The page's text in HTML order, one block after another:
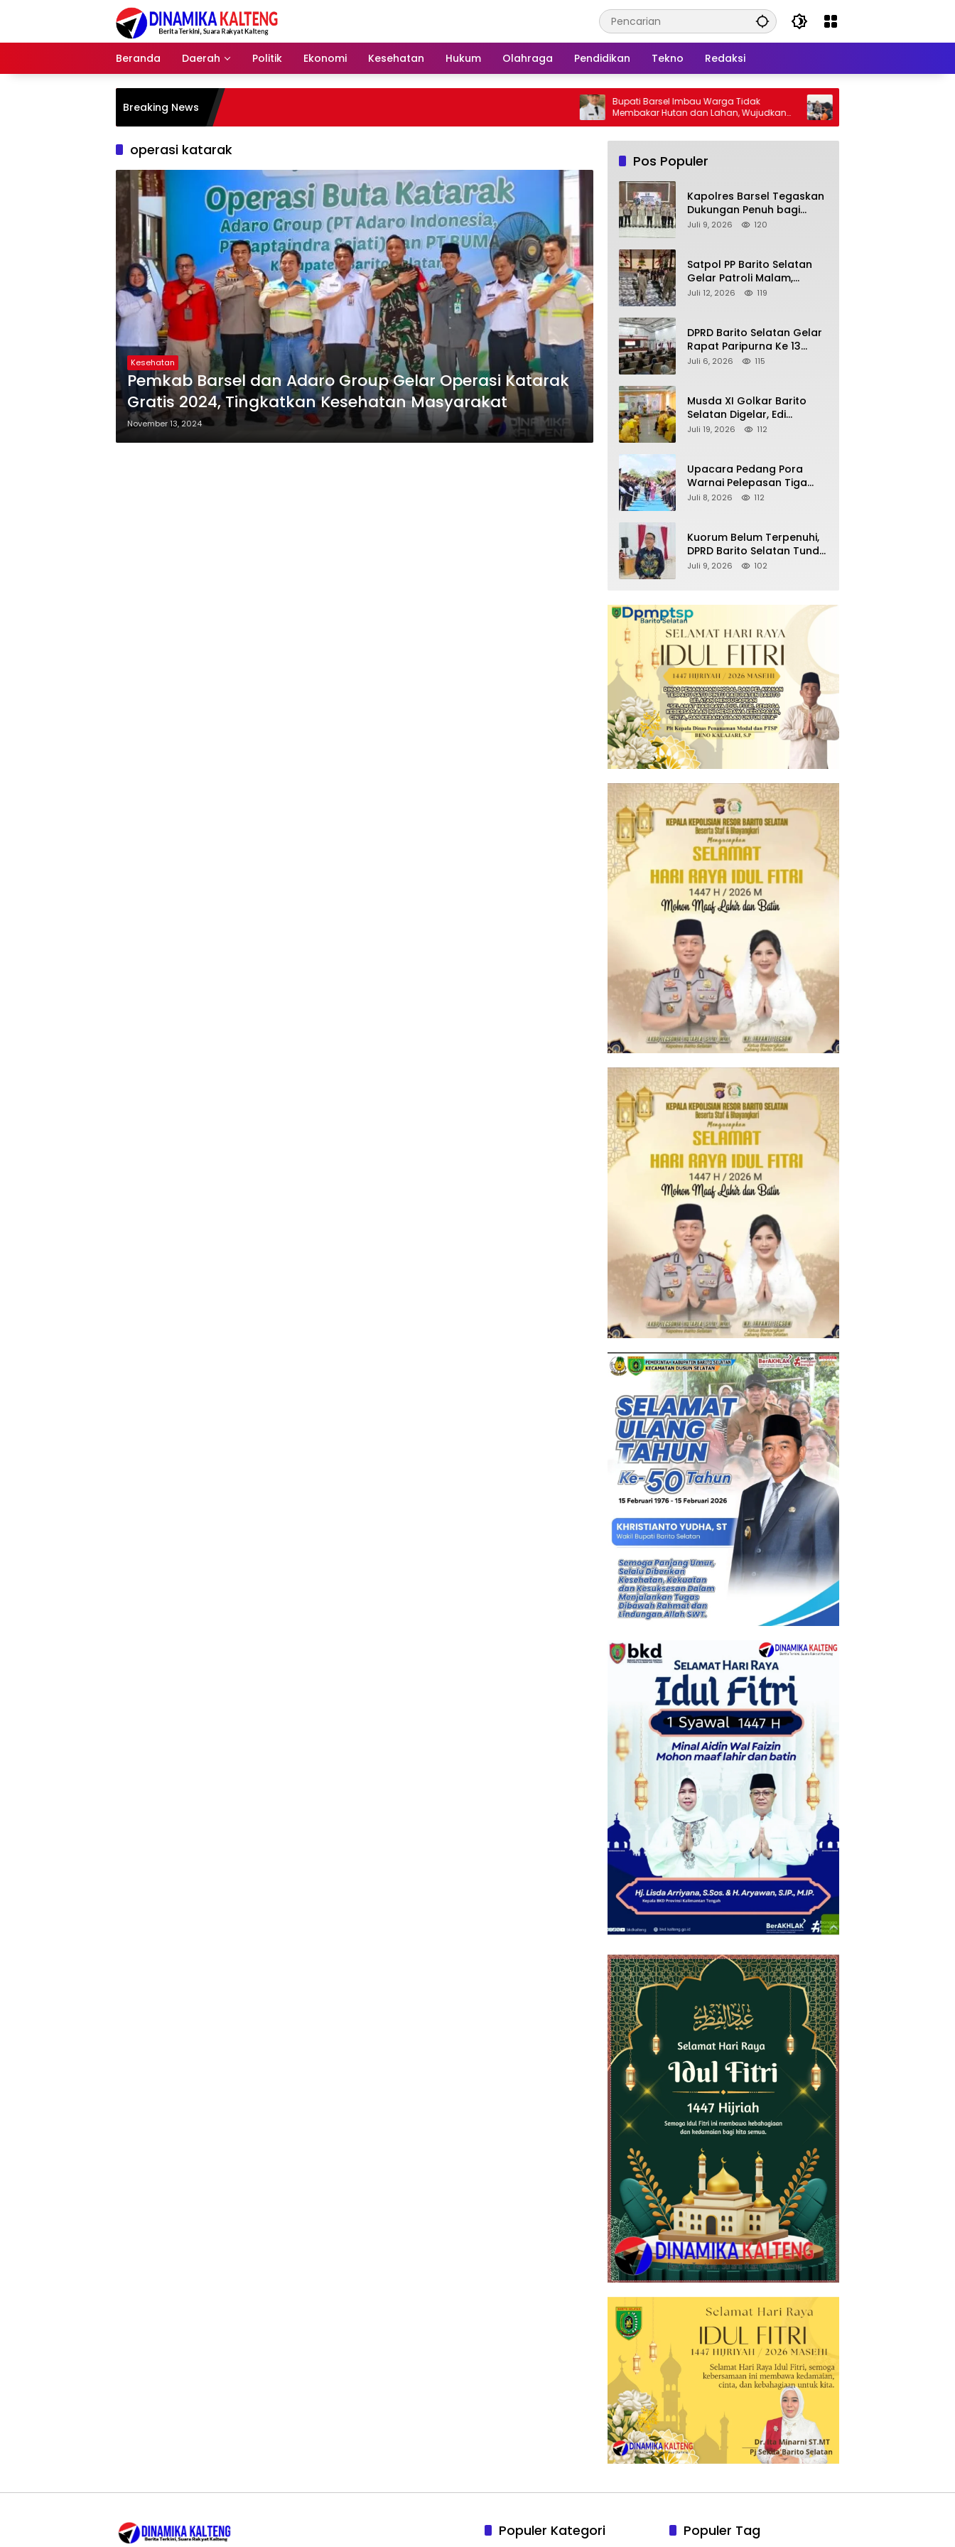
Beranda
Daerah Politik Ekonomi Kesehatan Hukum Olahraga Pendidikan Tekno Redaksi
Breaking News
Bupati Barsel Imbau Warga Tidak
Membakar Hutan dan Lahan, Wujudkan
Barito Selatan Bebas Kabut Asap
Kapolres Barsel Dukung Sensus Ekonomi
2026, Ajak Pelaku Usaha Berikan Data
yang Jujur
operasi katarak
Kesehatan
Pemkab Barsel dan Adaro Group Gelar Operasi Katarak
Gratis 2024, Tingkatkan Kesehatan Masyarakat
November 13, 2024
Pos Populer
Kapolres Barsel Tegaskan
Dukungan Penuh bagi
Pengembangan KBPPP
Juli 9, 2026 120
Satpol PP Barito Selatan
Gelar Patroli Malam,
Tindak Lanjuti Keluhan
Juli 12, 2026 119
DPRD Barito Selatan Gelar
Rapat Paripurna Ke 13
Masa Persidangan III
Juli 6, 2026 115
Musda XI Golkar Barito
Selatan Digelar, Edi
Pratowo Targetkan
Juli 19, 2026 112
Upacara Pedang Pora
Warnai Pelepasan Tiga
Perwira Polres Barito
Juli 8, 2026 112
Kuorum Belum Terpenuhi,
DPRD Barito Selatan Tunda
Paripurna Persetujuan
APBD 2025
Juli 9, 2026 102
Populer Kategori Populer Tag